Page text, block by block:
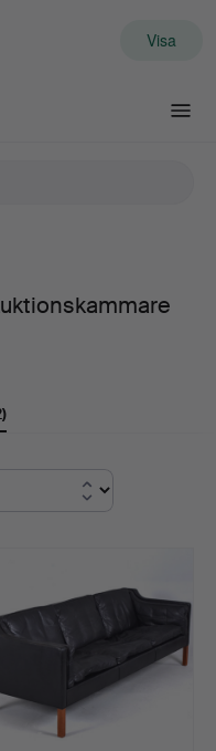
Visa